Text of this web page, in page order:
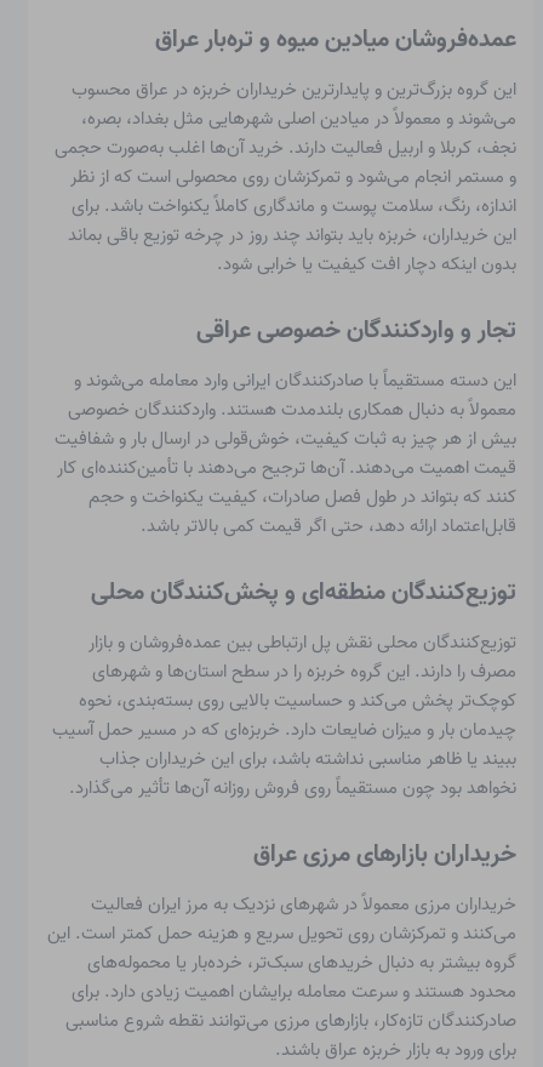
عمده‌فروشان میادین میوه و تره‌بار عراق
این گروه بزرگ‌ترین و پایدارترین خریداران خربزه در عراق محسوب
می‌شوند و معمولاً در میادین اصلی شهرهایی مثل بغداد، بصره،
نجف، کربلا و اربیل فعالیت دارند. خرید آن‌ها اغلب به‌صورت حجمی
و مستمر انجام می‌شود و تمرکزشان روی محصولی است که از نظر
اندازه، رنگ، سلامت پوست و ماندگاری کاملاً یکنواخت باشد. برای
این خریداران، خربزه باید بتواند چند روز در چرخه توزیع باقی بماند
بدون اینکه دچار افت کیفیت یا خرابی شود.
تجار و واردکنندگان خصوصی عراقی
این دسته مستقیماً با صادرکنندگان ایرانی وارد معامله می‌شوند و
معمولاً به دنبال همکاری بلندمدت هستند. واردکنندگان خصوصی
بیش از هر چیز به ثبات کیفیت، خوش‌قولی در ارسال بار و شفافیت
قیمت اهمیت می‌دهند. آن‌ها ترجیح می‌دهند با تأمین‌کننده‌ای کار
کنند که بتواند در طول فصل صادرات، کیفیت یکنواخت و حجم
قابل‌اعتماد ارائه دهد، حتی اگر قیمت کمی بالاتر باشد.
توزیع‌کنندگان منطقه‌ای و پخش‌کنندگان محلی
توزیع‌کنندگان محلی نقش پل ارتباطی بین عمده‌فروشان و بازار
مصرف را دارند. این گروه خربزه را در سطح استان‌ها و شهرهای
کوچک‌تر پخش می‌کند و حساسیت بالایی روی بسته‌بندی، نحوه
چیدمان بار و میزان ضایعات دارد. خربزه‌ای که در مسیر حمل آسیب
ببیند یا ظاهر مناسبی نداشته باشد، برای این خریداران جذاب
نخواهد بود چون مستقیماً روی فروش روزانه آن‌ها تأثیر می‌گذارد.
خریداران بازارهای مرزی عراق
خریداران مرزی معمولاً در شهرهای نزدیک به مرز ایران فعالیت
می‌کنند و تمرکزشان روی تحویل سریع و هزینه حمل کمتر است. این
گروه بیشتر به دنبال خریدهای سبک‌تر، خرده‌بار یا محموله‌های
محدود هستند و سرعت معامله برایشان اهمیت زیادی دارد. برای
صادرکنندگان تازه‌کار، بازارهای مرزی می‌توانند نقطه شروع مناسبی
برای ورود به بازار خربزه عراق باشند.